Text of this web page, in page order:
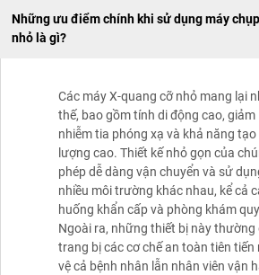
Những ưu điểm chính khi sử dụng máy
nhỏ là gì?
Các máy X-quang cỡ nhỏ mang lại
thế, bao gồm tính di động cao, giảm
nhiễm tia phóng xạ và khả năng
lượng cao. Thiết kế nhỏ gọn của
phép dễ dàng vận chuyển và sử
nhiều môi trường khác nhau, kể cả
huống khẩn cấp và phòng khám
Ngoài ra, những thiết bị này thường
trang bị các cơ chế an toàn tiên tiến
vệ cả bệnh nhân lẫn nhân viên vận